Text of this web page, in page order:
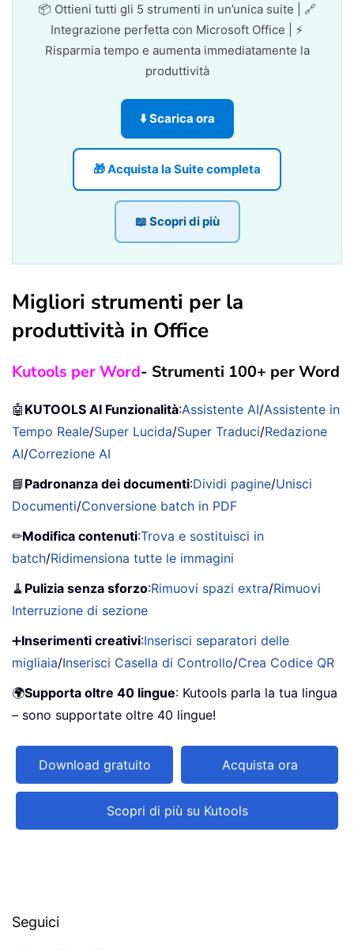
📦 Ottieni tutti gli 5 strumenti in un’unica suite | 🔗
Integrazione perfetta con Microsoft Office | ⚡
Risparmia tempo e aumenta immediatamente la
produttività
⬇️ Scarica ora
🎁 Acquista la Suite completa
📖 Scopri di più
Migliori strumenti per la
produttività in Office
Kutools per Word- Strumenti 100+ per Word
🤖 KUTOOLS AI Funzionalità:Assistente AI/Assistente in
Tempo Reale/Super Lucida/Super Traduci/Redazione
AI/Correzione AI
📘 Padronanza dei documenti:Dividi pagine/Unisci
Documenti/Conversione batch in PDF
✏Modifica contenuti:Trova e sostituisci in
batch/Ridimensiona tutte le immagini
🧹 Pulizia senza sforzo:Rimuovi spazi extra/Rimuovi
Interruzione di sezione
➕Inserimenti creativi:Inserisci separatori delle
migliaia/Inserisci Casella di Controllo/Crea Codice QR
🌍Supporta oltre 40 lingue: Kutools parla la tua lingua
– sono supportate oltre 40 lingue!
Download gratuito Acquista ora
Scopri di più su Kutools
Seguici